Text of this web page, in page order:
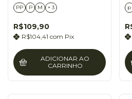
PP P M + 3
R$109,90
R$104,41 com Pix
ADICIONAR AO
CARRINHO
p